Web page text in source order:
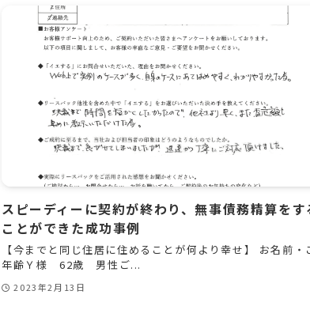
スピーディーに契約が終わり、無事債務精算をす
ことができた成功事例
【今までと同じ住居に住めることが何より幸せ】 お名前・
年齢Ｙ様 62歳 男性ご...
2023年2月13日